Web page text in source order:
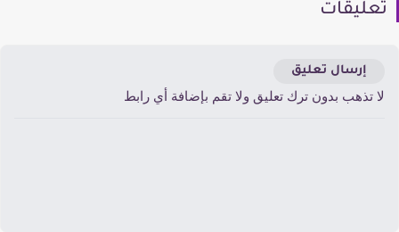
إرسال تعليق
تذهب بدون ترك تعليق ولا تقم بإضافة أي رابط